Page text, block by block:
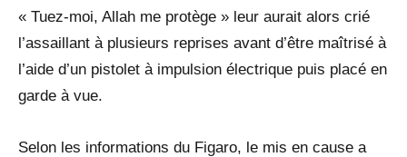
« Tuez-moi, Allah me protège » leur aurait alors crié
l’assaillant à plusieurs reprises avant d’être maîtrisé à
l’aide d’un pistolet à impulsion électrique puis placé en
garde à vue.
Selon les informations du Figaro, le mis en cause a